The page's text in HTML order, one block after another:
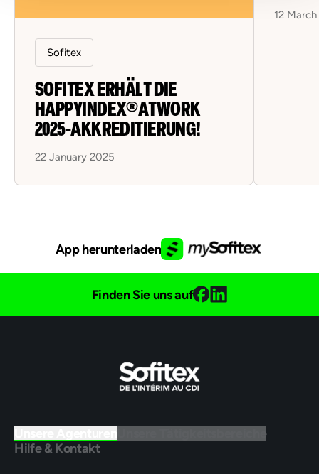
Sofitex
SOFITEX ERHÄLT DIE
HAPPYINDEX®ATWORK
2025-AKKREDITIERUNG!
22 January 2025
12
App herunterladen
Finden Sie uns auf
Unsere AgenturenUnsere Tätigkeitsbereiche
Hilfe & Kontakt